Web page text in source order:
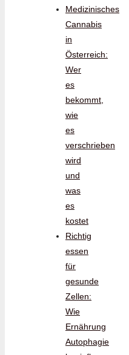
Medizinisches
Cannabis
in
Österreich:
Wer
es
bekommt,
wie
es
verschrieben
wird
und
was
es
kostet
Richtig
essen
für
gesunde
Zellen:
Wie
Ernährung
Autophagie